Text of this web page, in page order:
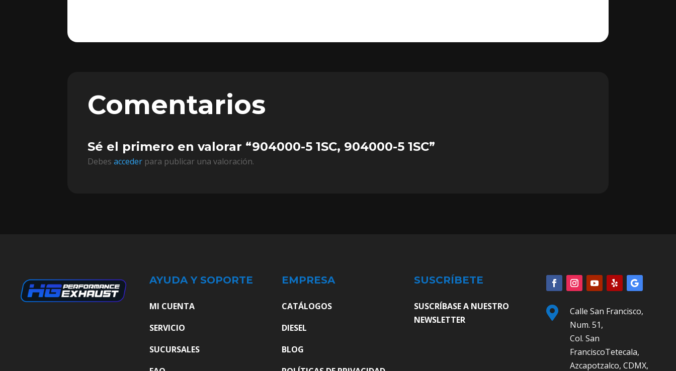
Comentarios
Sé el primero en valorar “904000-5 1SC, 904000-5 1SC”
Debesacceder para publicar una valoración.
AYUDA Y SOPORTE
MI CUENTA
SERVICIO
SUCURSALES
EMPRESA
CATÁLOGOS
DIESEL
BLOG
SUSCRÍBETE
SUSCRÍBASE A NUESTRO
NEWSLETTER

Calle San Francisco,
Num. 51,
Col. San
FranciscoTetecala,
Azcapotzalco, CDMX,